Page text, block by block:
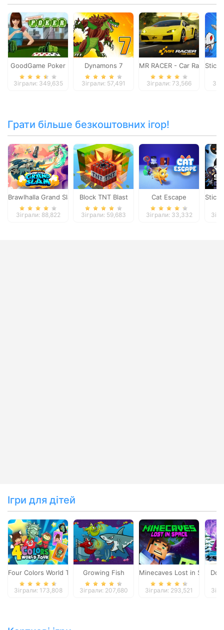
GoodGame Poker
Зіграли: 349,635
Dynamons 7
Зіграли: 57,491
MR RACER - Car Racing
Зіграли: 73,566
Грати більше безкоштовних ігор!
Brawlhalla Grand Slam
Зіграли: 88,822
Block TNT Blast
Зіграли: 59,683
Cat Escape
Зіграли: 33,332
Ігри для дітей
Four Colors World Tour
Зіграли: 173,808
Growing Fish
Зіграли: 207,680
Minecaves Lost in Space
Зіграли: 293,521